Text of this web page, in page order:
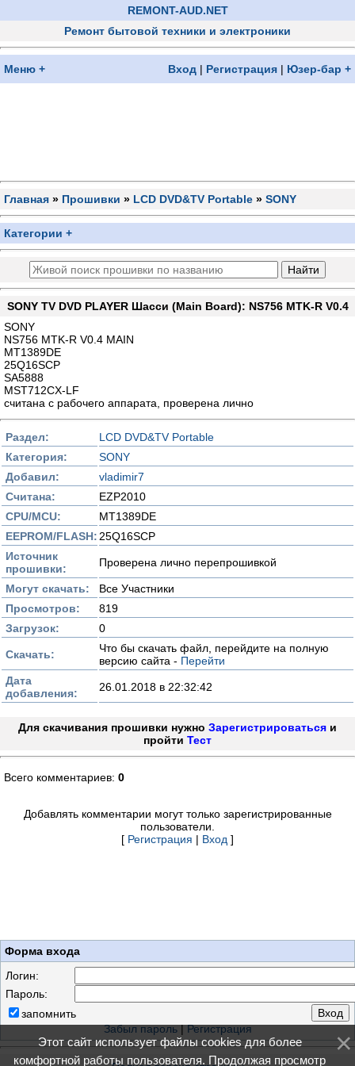
REMONT-AUD.NET
Ремонт бытовой техники и электроники
Меню + Вход | Регистрация | Юзер-бар +
Главная » Прошивки » LCD DVD&TV Portable » SONY
Категории +
SONY TV DVD PLAYER Шасси (Main Board): NS756 MTK-R V0.4
SONY
NS756 MTK-R V0.4 MAIN
MT1389DE
25Q16SCP
SA5888
MST712CX-LF
считана с рабочего аппарата, проверена лично
Раздел:
LCD DVD&TV Portable
Категория:
SONY
Добавил:
vladimir7
Считана:
EZP2010
CPU/MCU:
MT1389DE
EEPROM/FLASH: 25Q16SCP
Источник
прошивки:
Проверена лично перепрошивкой
Могут скачать:
Все Участники
Просмотров:
819
Загрузок:
0
Скачать:
Что бы скачать файл, перейдите на полную
версию сайта - Перейти
Дата
добавления:
26.01.2018 в 22:32:42
Для скачивания прошивки нужно Зарегистрироваться и
пройти Тест
Всего комментариев: 0
Добавлять комментарии могут только зарегистрированные
пользователи.
[ Регистрация | Вход ]
Форма входа
Логин:
Пароль:
запомнить
Забыл пароль|Регистрация
Этот сайт использует файлы cookies для более
комфортной работы пользователя. Продолжая просмотр